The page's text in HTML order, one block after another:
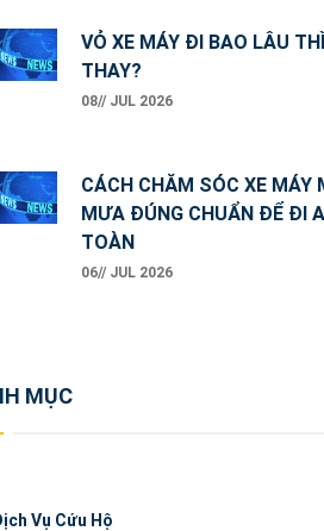
VỎ XE MÁY ĐI BAO LÂU
THAY?
08// JUL 2026
CÁCH CHĂM SÓC XE MÁY
MƯA ĐÚNG CHUẨN ĐỂ ĐI
TOÀN
06// JUL 2026
MỤC
Vụ Cứu Hộ